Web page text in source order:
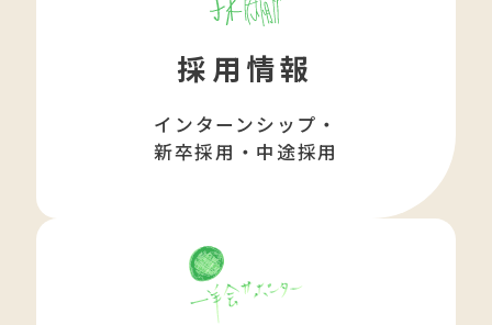
採用情報
インターンシップ・
新卒採用・中途採用